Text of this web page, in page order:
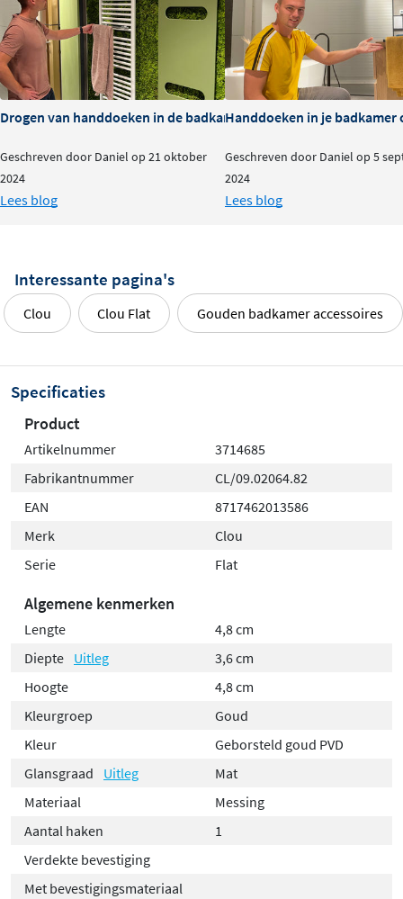
andere accessoires uit de Clou Flat-serie. Ontdek de
verschillende kleuren en geef je badkamer een stijlvolle
upgrade!
Drogen van handdoeken in de badkamer: do's & dont's
Geschreven door Daniel op 21 oktober
2024
Lees blog
Handdoeken in je
Geschreven door Daniel op 5
2024
Lees blog
Interessante pagina's
Clou Clou Flat Gouden badkamer accessoires
Specificaties
Product
Artikelnummer
3714685
Fabrikantnummer
CL/09.02064.82
EAN
8717462013586
Merk
Clou
Serie
Flat
Algemene kenmerken
Lengte
4,8 cm
Diepte Uitleg
3,6 cm
Hoogte
4,8 cm
Kleurgroep
Goud
Kleur
Geborsteld goud PVD
Glansgraad
Uitleg
Mat
Materiaal
Messing
Aantal haken
1
Verdekte bevestiging
Met bevestigingsmateriaal